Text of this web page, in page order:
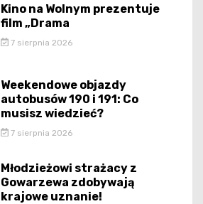
Kino na Wolnym prezentuje
film „Drama
7 sierpnia 2026
Weekendowe objazdy
autobusów 190 i 191: Co
musisz wiedzieć?
7 sierpnia 2026
Młodzieżowi strażacy z
Gowarzewa zdobywają
krajowe uznanie!